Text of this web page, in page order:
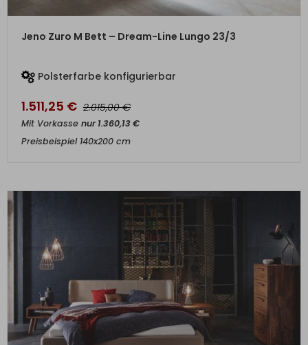
ZUM PRODUKT
Jeno Zuro M Bett – Dream-Line Lungo 23/3
Polsterfarbe konfigurierbar
1.511,25 € 2.015,00€
Mit Vorkasse nur1.360,13€
Preisbeispiel 140x200 cm